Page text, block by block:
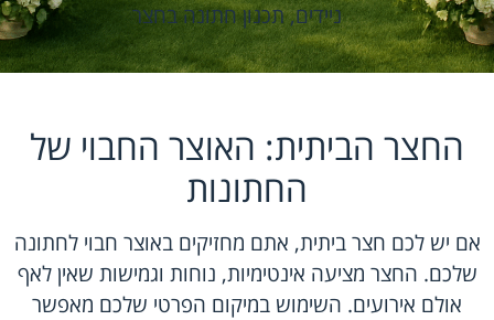
ניידים,תכנון חתונה בחצר
החצר הביתית: האוצר החבוי של
החתונות
אם יש לכם חצר ביתית, אתם מחזיקים באוצר חבוי לחתונה
שלכם. החצר מציעה אינטימיות, נוחות וגמישות שאין לאף
אולם אירועים. השימוש במיקום הפרטי שלכם מאפשר